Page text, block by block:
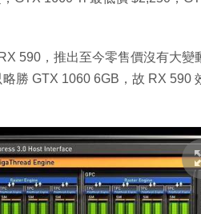
590，推出至今零售價沒有大變
勝 GTX 1060 6GB，故 RX 590